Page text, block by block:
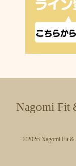
Nagomi Fit
©2026 Nagomi Fit &